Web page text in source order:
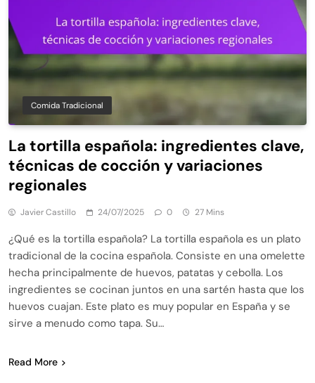
Comida Tradicional
La tortilla española: ingredientes clave,
técnicas de cocción y variaciones
regionales
Javier Castillo 24/07/2025 0 27 Mins
¿Qué es la tortilla española? La tortilla española es un plato
tradicional de la cocina española. Consiste en una omelette
hecha principalmente de huevos, patatas y cebolla. Los
ingredientes se cocinan juntos en una sartén hasta que los
huevos cuajan. Este plato es muy popular en España y se
sirve a menudo como tapa. Su…
Read More